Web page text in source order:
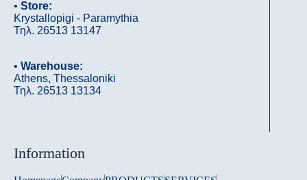
• Store:
Krystallopigi - Paramythia
Τηλ. 26513 13147
• Warehouse:
Athens, Thessaloniki
Τηλ. 26513 13134
Information